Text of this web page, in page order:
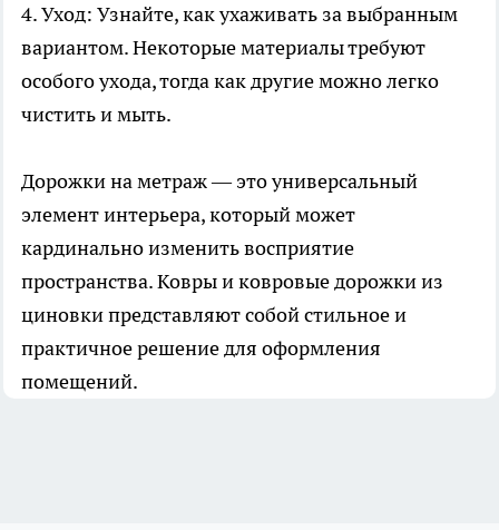
4. Уход: Узнайте, как ухаживать за выбранным
вариантом. Некоторые материалы требуют
особого ухода, тогда как другие можно легко
чистить и мыть.
Дорожки на метраж — это универсальный
элемент интерьера, который может
кардинально изменить восприятие
пространства. Ковры и ковровые дорожки из
циновки представляют собой стильное и
практичное решение для оформления
помещений.